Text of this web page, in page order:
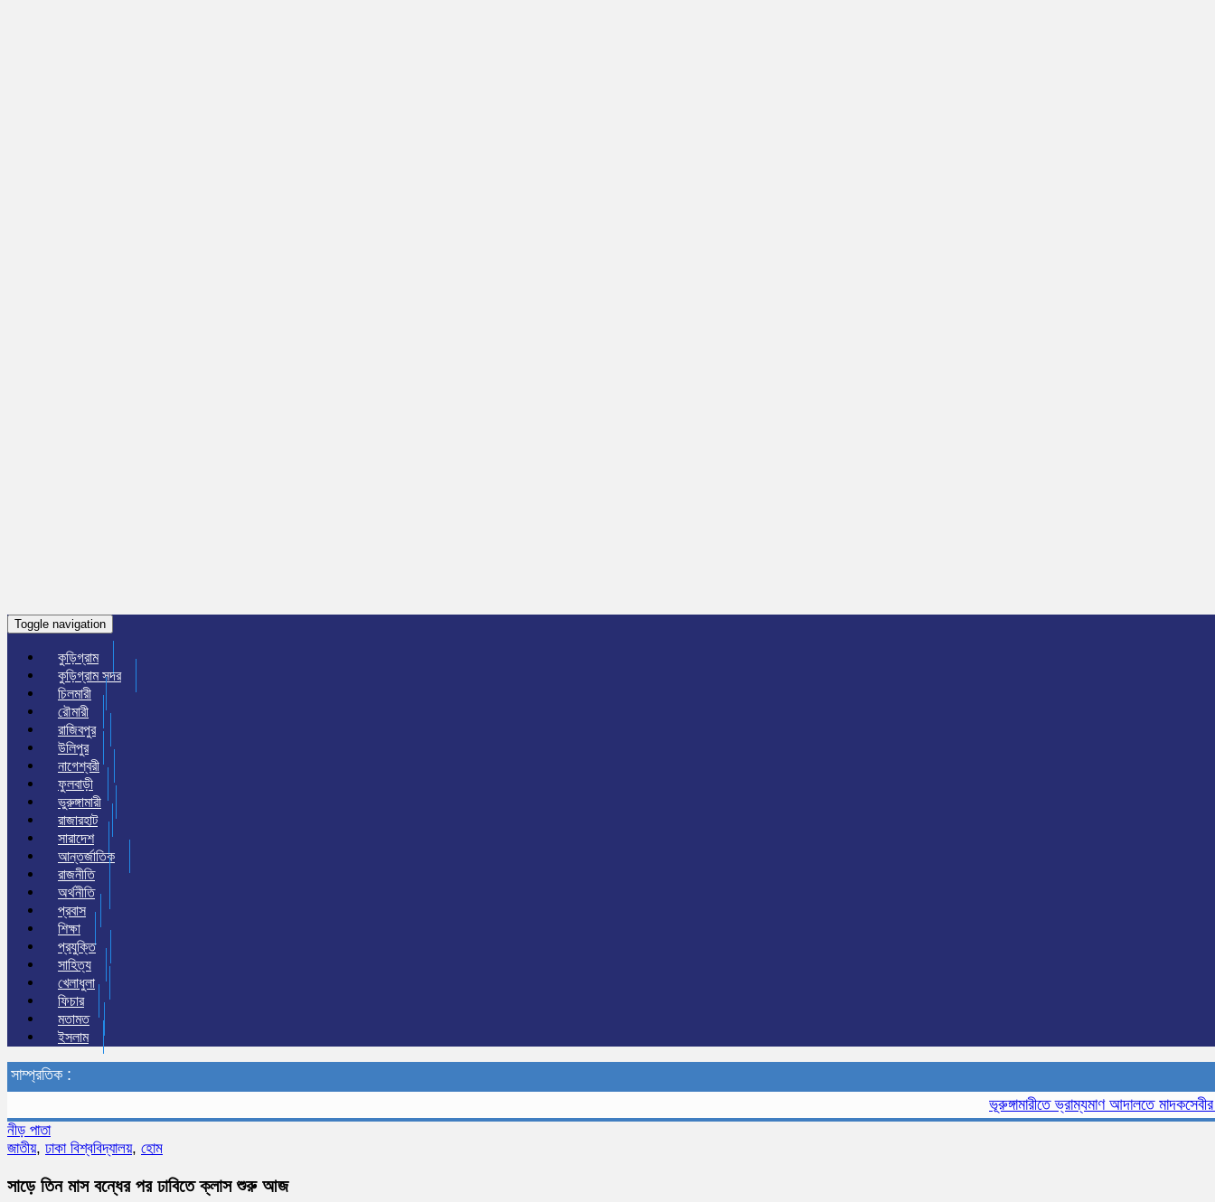
Toggle navigation
কুড়িগ্রাম
কুড়িগ্রাম সদর
চিলমারী
রৌমারী
রাজিবপুর
উলিপুর
নাগেশ্বরী
ফুলবাড়ী
ভুরুঙ্গামারী
রাজারহাট
সারাদেশ
আন্তর্জাতিক
রাজনীতি
অর্থনীতি
প্রবাস
শিক্ষা
প্রযুক্তি
সাহিত্য
খেলাধুলা
ফিচার
মতামত
ইসলাম
সাম্প্রতিক :
ভূরুঙ্গামারীতে ভ্রাম্যমাণ আদালতে মাদকসেবীর এক
নীড় পাতা
জাতীয়, ঢাকা বিশ্ববিদ্যালয়, হোম
সাড়ে তিন মাস বন্ধের পর ঢাবিতে ক্লাস শুরু আজ